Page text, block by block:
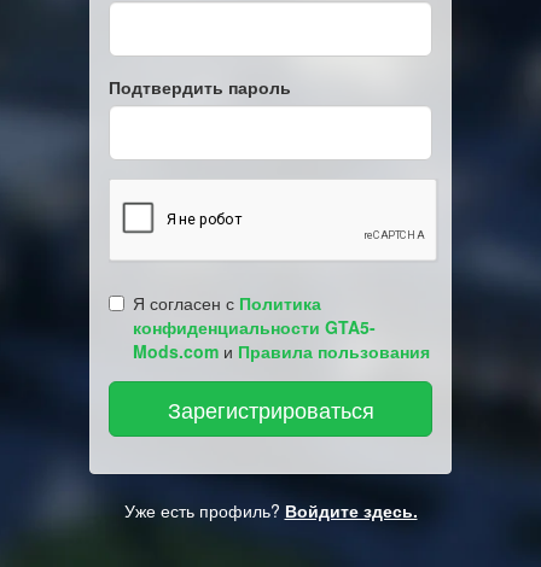
Подтвердить пароль
Я согласен с Политика
конфиденциальности GTA5-
Mods.com и Правила пользования
Уже есть профиль? Войдите здесь.